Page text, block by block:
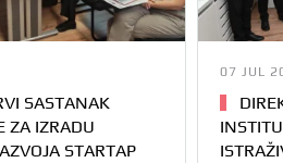
SASTANAK
ZA IZRADU
STARTAP
07 JUL